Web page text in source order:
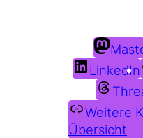
LinkedIn
Weitere
Übersicht